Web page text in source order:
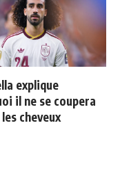
explique
il ne se coupera
cheveux